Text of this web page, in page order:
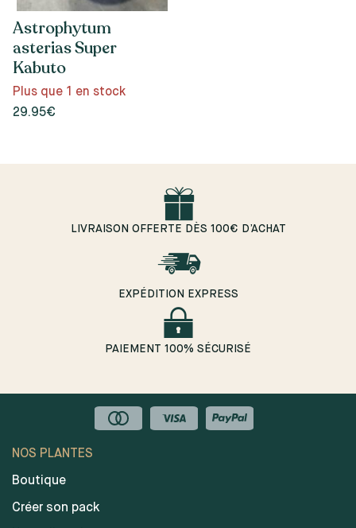
Astrophytum
asterias Super
Kabuto
29.95€
Plus que 1 en stock
LIVRAISON OFFERTE DÈS 100€ D’ACHAT
EXPÉDITION EXPRESS
PAIEMENT 100% SÉCURISÉ
NOS PLANTES
Boutique
Créer son pack